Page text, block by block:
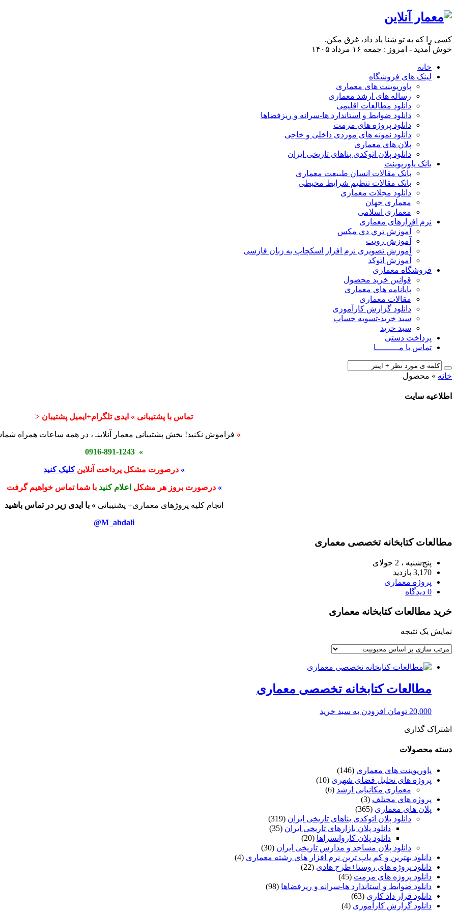
کسی را که به تو شنا یاد داد، غرق مکن.
خوش آمدید - امروز : جمعه ۱۶ مرداد ۱۴۰۵
خانه
لینک های فروشگاه
پاورپوینت های معماری
رساله های ارشد معماری
دانلود مطالعات اقلیمی
دانلود ضوابط و استاندارد ها-سرانه و ریزفضاها
دانلود پروژه های مرمت
دانلود نمونه های موردی داخلی و خاجی
پلان های معماری
دانلود پلان اتوکدی بناهای تاریخی ایران
بانک پاورپوینت
بانک مقالات انسان طبیعت معماری
بانک مقالات تنظیم شرایط محیطی
دانلود مجلات معماری
معماری جهان
معماری اسلامی
نرم افزارهای معماری
آﻣﻮزش ﺗﺮي دي ﻣﮑﺲ
آموزش رویت
آموزش تصویری نرم افزار اسکچاپ به زبان فارسی
آموزش اتوکد
فروشگاه معماری
قوانین خرید محصول
پایانامه های معماری
مقالات معماری
دانلود گزارش کارآموزی
سبد خرید-تسویه حساب
سبد خرید
پرداخت دستی
تماس با مـــــــــا
خانه » محصول
اطلاعیه سایت
تماس با پشتیبانی » ایدی تلگرام+ایمیل پشتیبان <
» فراموش نکنید! بخش پشتیبانی معمار آنلاینـ ، در همه ساعات همراه
» 0916-891-1243
» درصورت مشکل پرداخت آنلاینکلیک کنید
» درصورت بروز هر مشکل اعلام کنید با شما تماس خواهیم گرفت
انجام کلیه پروژهای معماری+ پشتیبانی » با ایدی زیر در تماس باشید
M_abdali@
مطالعات کتابخانه تخصصی معماری
پنج‌شنبه ، 2 جولای
3,170 بازدید
پروژه معماری
0 دیدگاه
خرید مطالعات کتابخانه معماری
نمایش یک نتیجه
مطالعات کتابخانه تخصصی معماری
20,000 تومان افزودن به سبد خرید
اشتراک گذاری
دسته محصولات
پاورپوینت های معماری (146)
پروژه های تحلیل فضای شهری (10)
معماری مکانیابی ارشد (6)
پروژه های مختلف (3)
پلان های معماری (365)
دانلود پلان اتوکدی بناهای تاریخی ایران (319)
دانلود پلان بازارهای تاریخی ایران (35)
دانلود پلان کاروانسراها (20)
دانلود پلان مساجد و مدارس تاریخی ایران (30)
دانلود بهترین و کم یاب ترین نرم افزار های رشته معماری (4)
دانلود پروژه های روستا+طرح هادی (22)
دانلود پروژه های مرمت (45)
دانلود ضوابط و استاندارد ها-سرانه و ریزفضاها (98)
دانلود قرار داد کاری (63)
دانلود گزارش کارآموزی (4)